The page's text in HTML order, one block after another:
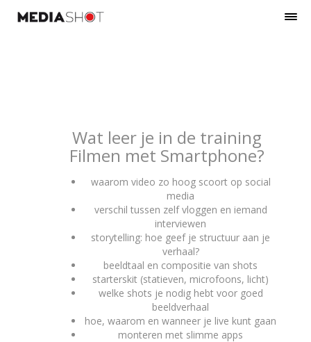
Wat leer je in de training
Filmen met Smartphone?
waarom video zo hoog scoort op social
media
verschil tussen zelf vloggen en iemand
interviewen
storytelling: hoe geef je structuur aan je
verhaal?
beeldtaal en compositie van shots
starterskit (statieven, microfoons, licht)
welke shots je nodig hebt voor goed
beeldverhaal
hoe, waarom en wanneer je live kunt gaan
monteren met slimme apps